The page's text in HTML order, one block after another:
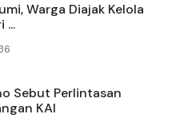
Warga Diajak Kelola
...
Sebut Perlintasan
KAI